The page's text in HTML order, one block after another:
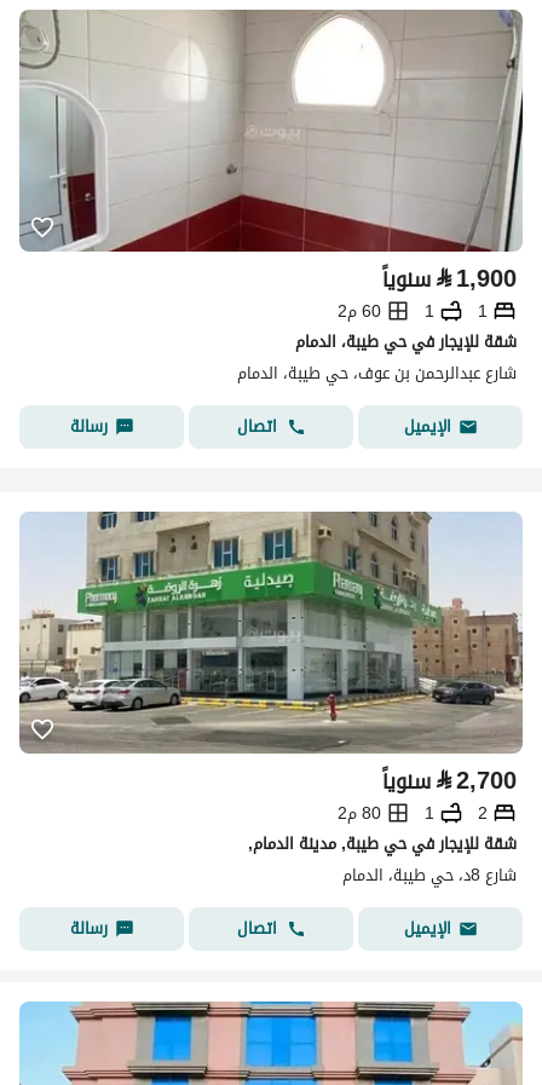
⃁1,900 سنوياً
1
1
60 م2
شقة للإيجار في حي طيبة، الدمام
شارع عبدالرحمن بن عوف، حي طيبة، الدمام
الإيميل
اتصال رسالة
⃁2,700 سنوياً
2
1
80 م2
شقة للإيجار في حي طيبة, مدينة الدمام,
شارع 8د، حي طيبة، الدمام
الإيميل
اتصال رسالة